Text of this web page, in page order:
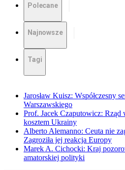
Polecane
Najnowsze
Tagi
Jarosław Kuisz: Współczesny
Warszawskiego
Prof. Jacek Czaputowicz: Rząd
kosztem Ukrainy
Alberto Alemanno: Ceuta nie
Zagroziła jej reakcja Europy
Marek A. Cichocki: Kraj
amatorskiej polityki